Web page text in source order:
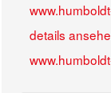
details